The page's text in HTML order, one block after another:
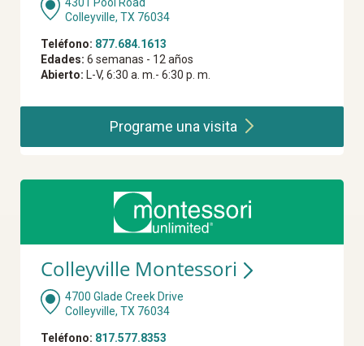
4301 Pool Road
Colleyville, TX 76034
Teléfono: 877.684.1613
Edades: 6 semanas - 12 años
Abierto: L-V, 6:30 a. m.- 6:30 p. m.
Programe unavisita
Colleyville Montessori
4700 Glade Creek Drive
Colleyville, TX 76034
Teléfono: 817.577.8353